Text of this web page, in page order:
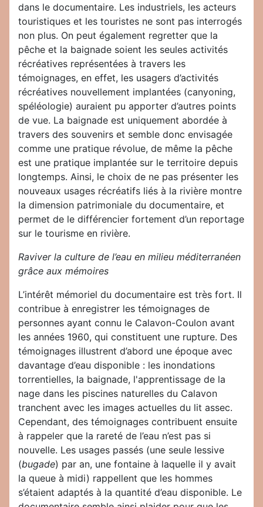
dans le documentaire. Les industriels, les acteurs
touristiques et les touristes ne sont pas interrogés
non plus. On peut également regretter que la
pêche et la baignade soient les seules activités
récréatives représentées à travers les
témoignages, en effet, les usagers d’activités
récréatives nouvellement implantées (canyoning,
spéléologie) auraient pu apporter d’autres points
de vue. La baignade est uniquement abordée à
travers des souvenirs et semble donc envisagée
comme une pratique révolue, de même la pêche
est une pratique implantée sur le territoire depuis
longtemps. Ainsi, le choix de ne pas présenter les
nouveaux usages récréatifs liés à la rivière montre
la dimension patrimoniale du documentaire, et
permet de le différencier fortement d’un reportage
sur le tourisme en rivière.
Raviver la culture de l’eau en milieu méditerranéen
grâce aux mémoires
L’intérêt mémoriel du documentaire est très fort. Il
contribue à enregistrer les témoignages de
personnes ayant connu le Calavon-Coulon avant
les années 1960, qui constituent une rupture. Des
témoignages illustrent d’abord une époque avec
davantage d’eau disponible : les inondations
torrentielles, la baignade, l'apprentissage de la
nage dans les piscines naturelles du Calavon
tranchent avec les images actuelles du lit assec.
Cependant, des témoignages contribuent ensuite
à rappeler que la rareté de l’eau n’est pas si
nouvelle. Les usages passés (une seule lessive
(bugade) par an, une fontaine à laquelle il y avait
la queue à midi) rappellent que les hommes
s’étaient adaptés à la quantité d’eau disponible. Le